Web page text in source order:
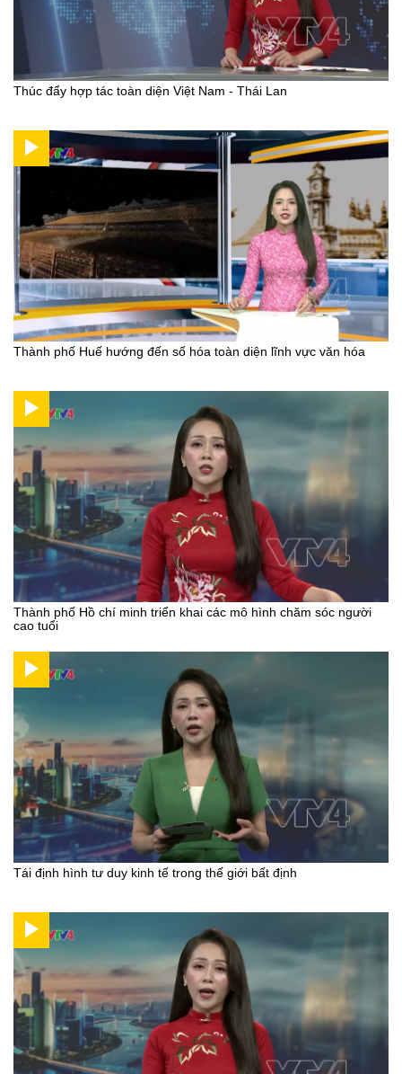
Thúc đẩy hợp tác toàn diện Việt Nam - Thái Lan
Thành phố Huế hướng đến số hóa toàn diện lĩnh vực văn hóa
Thành phố Hồ chí minh triển khai các mô hình chăm sóc người
cao tuổi
Tái định hình tư duy kinh tế trong thế giới bất định